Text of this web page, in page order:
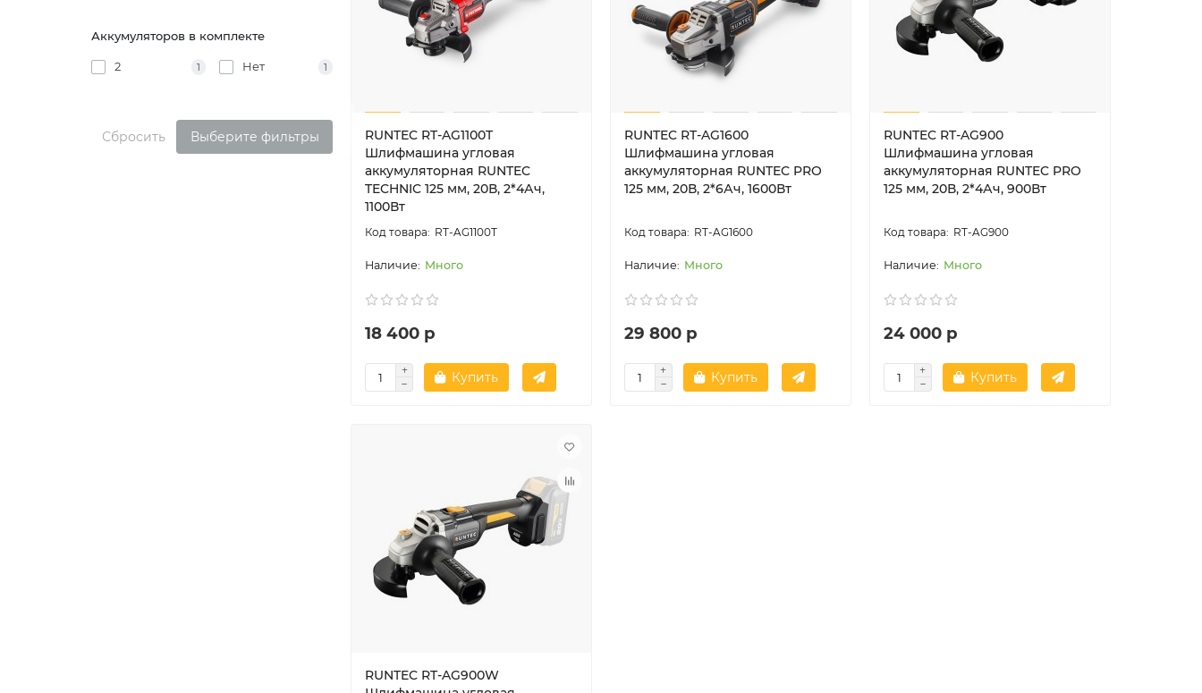
Аккумуляторов в комплекте
2 1 Нет 1
Сбросить Выберите фильтры
RUNTEC RT-AG1100T
Шлифмашина угловая
аккумуляторная RUNTEC
TECHNIC 125 мм, 20В, 2*4Ач,
1100Вт
RT-AG1100T
Много
18 400 р
Купить
RUNTEC RT-AG1600
Шлифмашина угловая
аккумуляторная RUNTEC PRO
125 мм, 20В, 2*6Ач, 1600Вт
RT-AG1600
Много
29 800 р
Купить
RUNTEC RT-AG900
Шлифмашина угловая
аккумуляторная RUNTEC PRO
125 мм, 20В, 2*4Ач, 900Вт
RT-AG900
Много
24 000 р
Купить
RUNTEC RT-AG900W